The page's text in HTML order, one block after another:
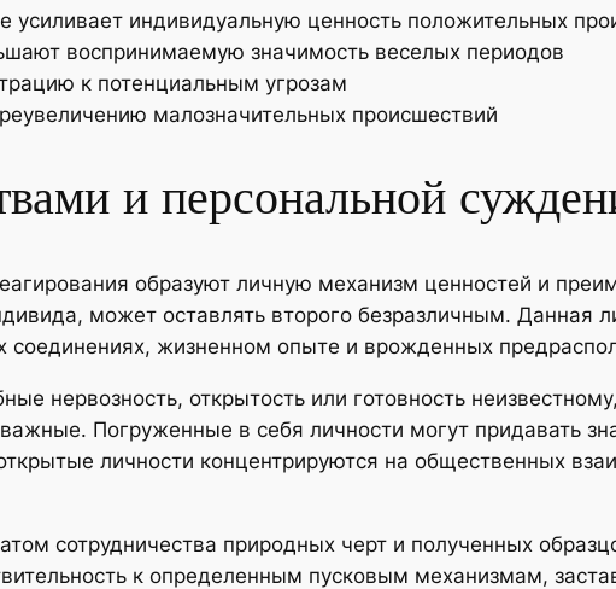
усиливает индивидуальную ценность положительных
воспринимаемую значимость веселых периодов
к потенциальным угрозам
малозначительных происшествий
и персональной
образуют личную механизм ценностей и
может оставлять второго безразличным. Данная
соединениях, жизненном опыте и врожденных
нервозность, открытость или готовность
Погруженные в себя личности могут придавать
личности концентрируются на общественных
сотрудничества природных черт и полученных
к определенным пусковым механизмам,